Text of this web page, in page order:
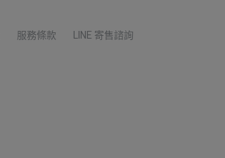
服務條款 LINE 寄售諮詢